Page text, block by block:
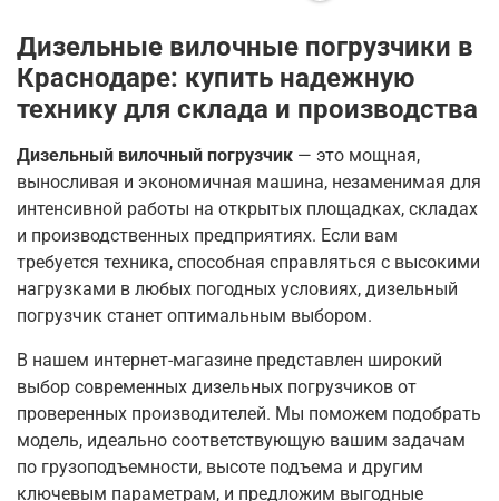
Дизельные вилочные погрузчики в
Краснодаре: купить надежную
технику для склада и производства
Дизельный вилочный погрузчик — это мощная,
выносливая и экономичная машина, незаменимая для
интенсивной работы на открытых площадках, складах
и производственных предприятиях. Если вам
требуется техника, способная справляться с высокими
нагрузками в любых погодных условиях, дизельный
погрузчик станет оптимальным выбором.
В нашем интернет-магазине представлен широкий
выбор современных дизельных погрузчиков от
проверенных производителей. Мы поможем подобрать
модель, идеально соответствующую вашим задачам
по грузоподъемности, высоте подъема и другим
ключевым параметрам, и предложим выгодные